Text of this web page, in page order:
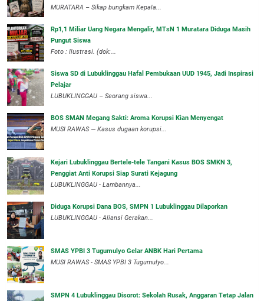
‎MURATARA – Sikap bungkam Kepala...
‎Rp1,1 Miliar Uang Negara Mengalir, MTsN 1 Muratara Diduga Masih
Pungut Siswa
Foto : Ilustrasi. (dok:...
Siswa SD di Lubuklinggau Hafal Pembukaan UUD 1945, Jadi Inspirasi
Pelajar
LUBUKLINGGAU – Seorang siswa...
BOS SMAN Megang Sakti: Aroma Korupsi Kian Menyengat
MUSI RAWAS — Kasus dugaan korupsi...
Kejari Lubuklinggau Bertele-tele Tangani Kasus BOS SMKN 3,
Penggiat Anti Korupsi Siap Surati Kejagung
LUBUKLINGGAU - Lambannya...
Diduga Korupsi Dana BOS, SMPN 1 Lubuklinggau Dilaporkan
LUBUKLINGGAU - Aliansi Gerakan...
SMAS YPBI 3 Tugumulyo Gelar ANBK Hari Pertama
MUSI RAWAS - SMAS YPBI 3 Tugumulyo...
SMPN 4 Lubuklinggau Disorot: Sekolah Rusak, Anggaran Tetap Jalan